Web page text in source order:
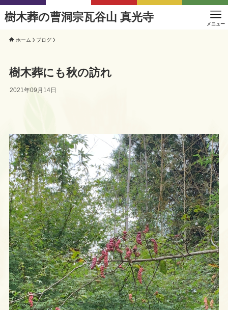
樹木葬の曹洞宗瓦谷山 真光寺
メニュー
ホーム ブログ
樹木葬にも秋の訪れ
2021年09月14日